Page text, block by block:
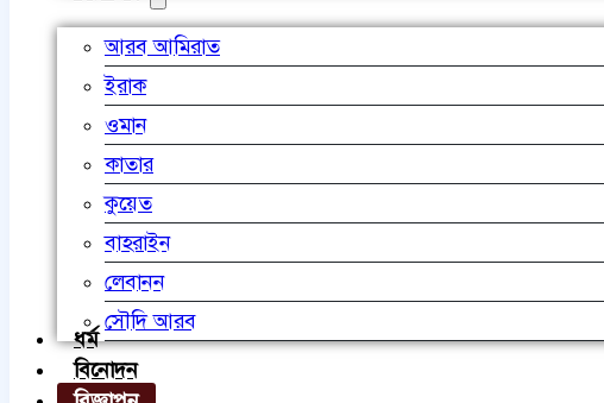
আরব আমিরাত
ইরাক
ওমান
কাতার
কুয়েত
বাহরাইন
লেবানন
সৌদি আরব
ধর্ম
বিনোদন